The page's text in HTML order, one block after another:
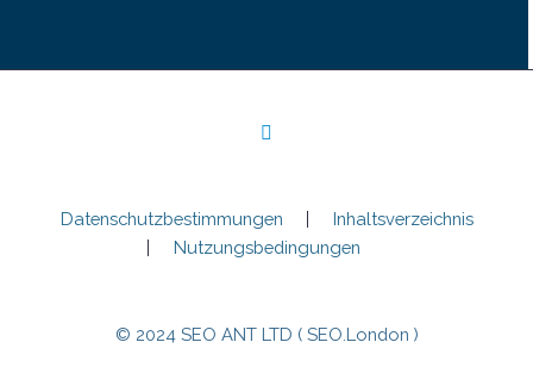
Datenschutzbestimmungen
Inhaltsverzeichnis
Nutzungsbedingungen
© 2024 SEO ANT LTD ( SEO.London )